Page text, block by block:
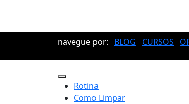
navegue por: BLOG CURSOS
Rotina
Como Limpar